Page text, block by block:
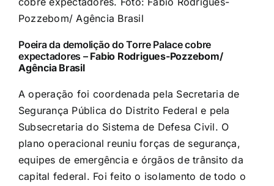
Poeira da demolição do Torre Palace cobre
expectadores – Fabio Rodrigues-Pozzebom/
Agência Brasil
A operação foi coordenada pela Secretaria de
Segurança Pública do Distrito Federal e pela
Subsecretaria do Sistema de Defesa Civil. O
plano operacional reuniu forças de segurança,
equipes de emergência e órgãos de trânsito da
capital federal. Foi feito o isolamento de todo o